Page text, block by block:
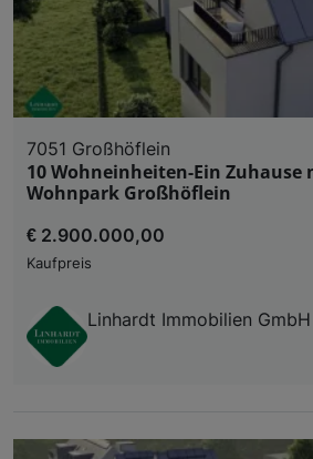
7051 Großhöflein
10 Wohneinheiten-Ein
Wohnpark Großhöflein
€ 2.900.000,00
Kaufpreis
Linhardt Immobilien GmbH